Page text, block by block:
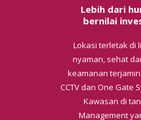
Lebih dari
bernilai
Lokasi terletak di
nyaman, sehat
keamanan
CCTV dan One Gate
Kawasan di
Management